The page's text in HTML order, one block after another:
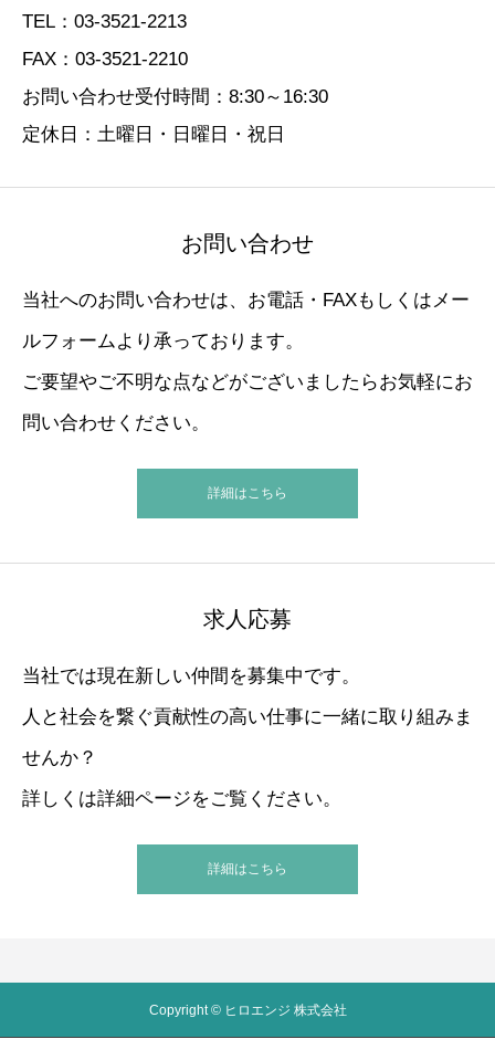
TEL：03-3521-2213
FAX：03-3521-2210
お問い合わせ受付時間：8:30～16:30
定休日：土曜日・日曜日・祝日
お問い合わせ
当社へのお問い合わせは、お電話・FAXもしくはメー
ルフォームより承っております。
ご要望やご不明な点などがございましたらお気軽にお
問い合わせください。
詳細はこちら
求人応募
当社では現在新しい仲間を募集中です。
人と社会を繋ぐ貢献性の高い仕事に一緒に取り組みま
せんか？
詳しくは詳細ページをご覧ください。
詳細はこちら
Copyright © ヒロエンジ 株式会社